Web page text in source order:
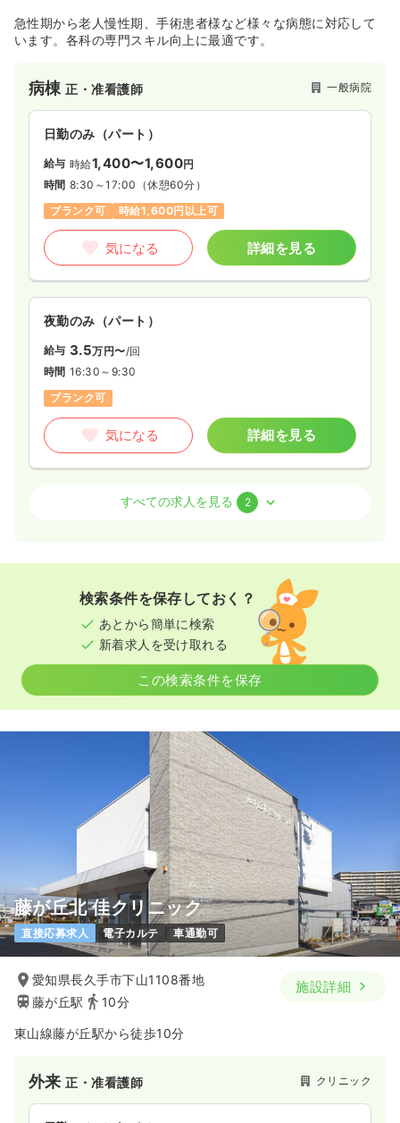
急性期から老人慢性期、手術患者様など様々な病態に対応して
います。各科の専門スキル向上に最適です。
病棟正・准看護師 一般病院
日勤のみ（パート）
給与 時給1,400〜1,600円
時間 8:30～17:00 （休憩60分）
ブランク可
時給1,600円以上可
気になる 詳細を見る
夜勤のみ（パート）
給与 3.5万円〜/回
時間 16:30～9:30
ブランク可
気になる 詳細を見る
正看護師
8:30～17:00
土日休み
時給1,300円以上可
気になる 詳細を見る
外来
日勤のみ（パート）
1,350円〜
8:30～20:30
時給1,300円以上可
気になる 詳細を見る
すべての求人を見る 2
検索条件を保存しておく？
あとから簡単に検索
新着求人を受け取れる
この検索条件を保存
藤が丘北 佳クリニック
直接応募求人 電子カルテ 車通勤可
愛知県長久手市下山1108番地
藤が丘駅
10分
施設詳細
東山線藤が丘駅から徒歩10分
外来正・准看護師 クリニック